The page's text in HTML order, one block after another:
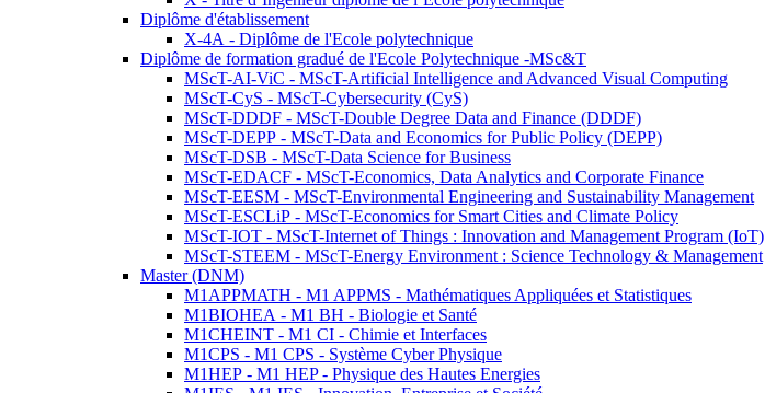
Diplôme d'établissement
X-4A - Diplôme de l'Ecole polytechnique
Diplôme de formation gradué de l'Ecole Polytechnique -MSc&T
MScT-AI-ViC - MScT-Artificial Intelligence and Advanced Visual Computing
MScT-CyS - MScT-Cybersecurity (CyS)
MScT-DDDF - MScT-Double Degree Data and Finance (DDDF)
MScT-DEPP - MScT-Data and Economics for Public Policy (DEPP)
MScT-DSB - MScT-Data Science for Business
MScT-EDACF - MScT-Economics, Data Analytics and Corporate Finance
MScT-EESM - MScT-Environmental Engineering and Sustainability Management
MScT-ESCLiP - MScT-Economics for Smart Cities and Climate Policy
MScT-IOT - MScT-Internet of Things : Innovation and Management Program (IoT)
MScT-STEEM - MScT-Energy Environment : Science Technology & Management
Master (DNM)
M1APPMATH - M1 APPMS - Mathématiques Appliquées et Statistiques
M1BIOHEA - M1 BH - Biologie et Santé
M1CHEINT - M1 CI - Chimie et Interfaces
M1CPS - M1 CPS - Système Cyber Physique
M1HEP - M1 HEP - Physique des Hautes Energies